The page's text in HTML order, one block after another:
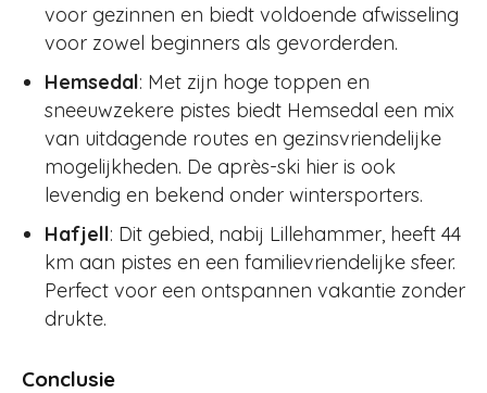
voor gezinnen en biedt voldoende afwisseling
voor zowel beginners als gevorderden.
Hemsedal: Met zijn hoge toppen en
sneeuwzekere pistes biedt Hemsedal een mix
van uitdagende routes en gezinsvriendelijke
mogelijkheden. De après-ski hier is ook
levendig en bekend onder wintersporters.
Hafjell: Dit gebied, nabij Lillehammer, heeft 44
km aan pistes en een familievriendelijke sfeer.
Perfect voor een ontspannen vakantie zonder
drukte​​.
Conclusie